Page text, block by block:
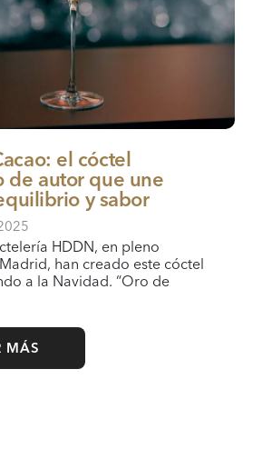
el cóctel
de autor que une
y sabor
HDDN, en pleno
han creado este cóctel
a la Navidad. “Oro de
MÁS